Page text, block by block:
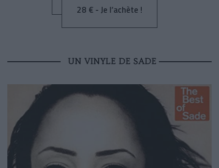
28 € - Je l’achète !
UN VINYLE DE SADE